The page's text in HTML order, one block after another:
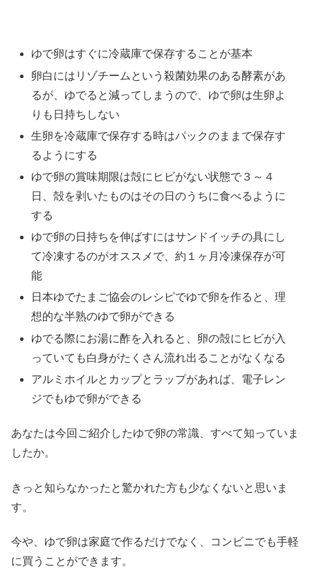
ゆで卵はすぐに冷蔵庫で保存することが基本
卵白にはリゾチームという殺菌効果のある酵素があ
るが、ゆでると減ってしまうので、ゆで卵は生卵よ
りも日持ちしない
生卵を冷蔵庫で保存する時はパックのままで保存す
るようにする
ゆで卵の賞味期限は殻にヒビがない状態で３～４
日、殻を剥いたものはその日のうちに食べるように
する
ゆで卵の日持ちを伸ばすにはサンドイッチの具にし
て冷凍するのがオススメで、約１ヶ月冷凍保存が可
能
日本ゆでたまご協会のレシピでゆで卵を作ると、理
想的な半熟のゆで卵ができる
ゆでる際にお湯に酢を入れると、卵の殻にヒビが入
っていても白身がたくさん流れ出ることがなくなる
アルミホイルとカップとラップがあれば、電子レン
ジでもゆで卵ができる
あなたは今回ご紹介したゆで卵の常識、すべて知っていま
したか。
きっと知らなかったと驚かれた方も少なくないと思いま
す。
今や、ゆで卵は家庭で作るだけでなく、コンビニでも手軽
に買うことができます。